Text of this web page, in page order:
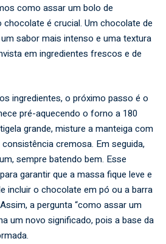
como assar um bolo de
é crucial. Um chocolate de
sabor mais intenso e uma textura
em ingredientes frescos e de
ingredientes, o próximo passo é o
pré-aquecendo o forno a 180
grande, misture a manteiga com
cremosa. Em seguida,
sempre batendo bem. Esse
garantir que a massa fique leve e
incluir o chocolate em pó ou a barra
a pergunta “como assar um
um novo significado, pois a base da